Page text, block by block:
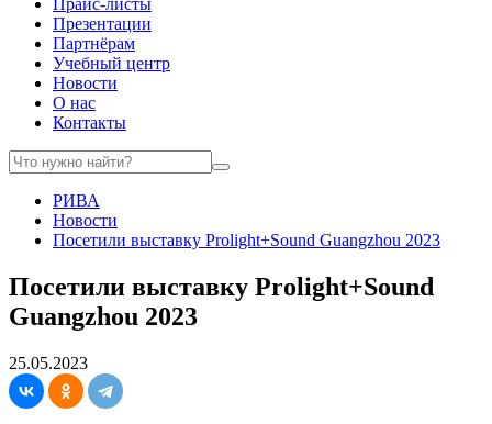
Прайс-листы
Презентации
Партнёрам
Учебный центр
Новости
О нас
Контакты
РИВА
Новости
Посетили выставку Prolight+Sound Guangzhou 2023
Посетили выставку Prolight+Sound
Guangzhou 2023
25.05.2023